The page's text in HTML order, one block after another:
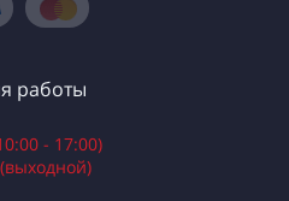
работы
- 17:00)